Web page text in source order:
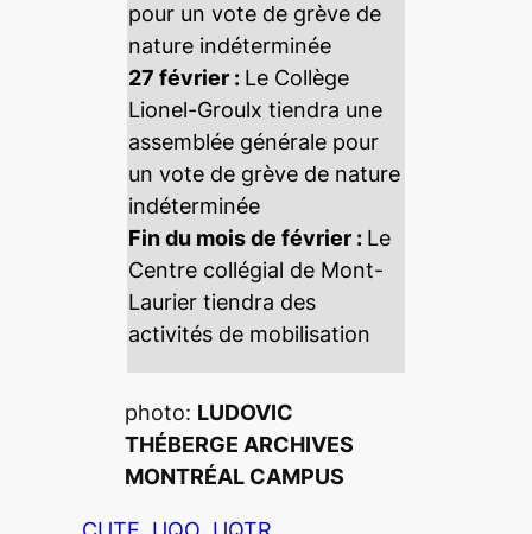
pour un vote de grève de
nature indéterminée
27 février : Le Collège
Lionel-Groulx tiendra une
assemblée générale pour
un vote de grève de nature
indéterminée
Fin du mois de février : Le
Centre collégial de Mont-
Laurier tiendra des
activités de mobilisation
photo: LUDOVIC
THÉBERGE ARCHIVES
MONTRÉAL CAMPUS